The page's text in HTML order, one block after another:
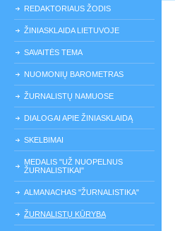
REDAKTORIAUS ŽODIS
ŽINIASKLAIDA LIETUVOJE
SAVAITĖS TEMA
NUOMONIŲ BAROMETRAS
ŽURNALISTŲ NAMUOSE
DIALOGAI APIE ŽINIASKLAIDĄ
SKELBIMAI
MEDALIS "UŽ NUOPELNUS
ŽURNALISTIKAI"
ALMANACHAS "ŽURNALISTIKA"
ŽURNALISTŲ KŪRYBA